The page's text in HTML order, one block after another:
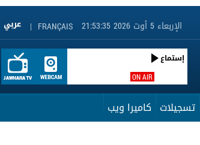
FRANÇAIS
| الإربعاء 5 أوت 2026 21:53:36
ON AIR
إستماع
تسجيلات كاميرا ويب